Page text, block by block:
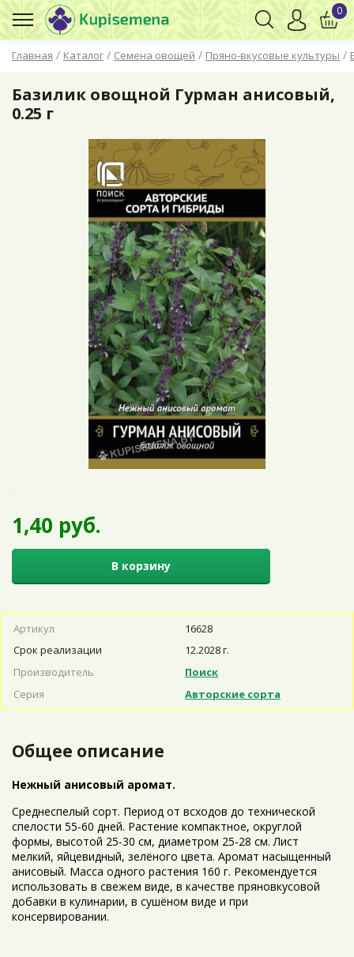
Главная / Каталог / Семена овощей / Пряно-вкусовые культуры /
0
Базилик овощной Гурман анисовый,
0.25 г
1,40 руб.
В корзину
Артикул
16628
Срок реализации
12.2028 г.
Производитель
Поиск
Серия
Авторские сорта
Общее описание
Нежный анисовый аромат.
Среднеспелый сорт. Период от всходов до технической
спелости 55-60 дней. Растение компактное, округлой
формы, высотой 25-30 см, диаметром 25-28 см. Лист
мелкий, яйцевидный, зелёного цвета. Аромат насыщенный
анисовый. Масса одного растения 160 г. Рекомендуется
использовать в свежем виде, в качестве пряновкусовой
добавки в кулинарии, в сушёном виде и при
консервировании.